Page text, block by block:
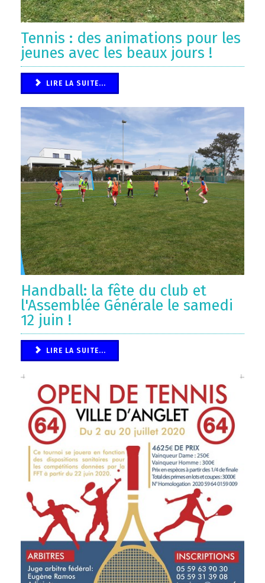
Tennis : des animations pour les
jeunes avec les beaux jours !
LIRE LA SUITE...
Handball: la fête du club et
l'Assemblée Générale le samedi
12 juin !
LIRE LA SUITE...